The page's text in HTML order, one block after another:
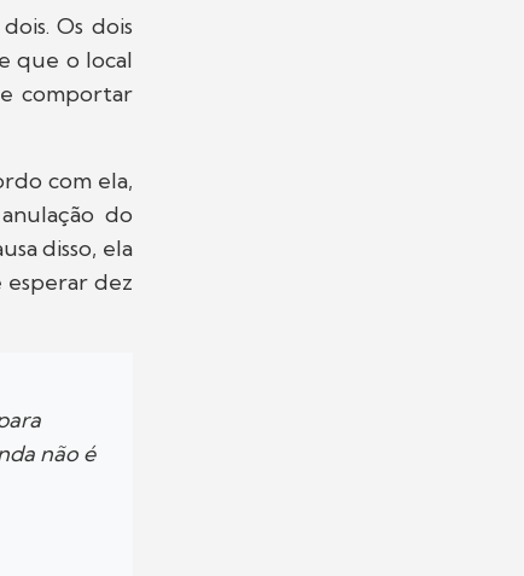
Os dois
que o local
comportar
com ela,
do
disso, ela
esperar dez
não é